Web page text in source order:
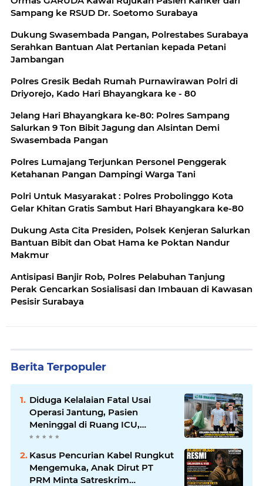
Sampang ke RSUD Dr. Soetomo Surabaya
Dukung Swasembada Pangan, Polrestabes Surabaya
Serahkan Bantuan Alat Pertanian kepada Petani
Jambangan
Polres Gresik Bedah Rumah Purnawirawan Polri di
Driyorejo, Kado Hari Bhayangkara ke - 80
Jelang Hari Bhayangkara ke-80: Polres Sampang
Salurkan 9 Ton Bibit Jagung dan Alsintan Demi
Swasembada Pangan
Polres Lumajang Terjunkan Personel Penggerak
Ketahanan Pangan Dampingi Warga Tani
Polri Untuk Masyarakat : Polres Probolinggo Kota
Gelar Khitan Gratis Sambut Hari Bhayangkara ke-80
Dukung Asta Cita Presiden, Polsek Kenjeran Salurkan
Bantuan Bibit dan Obat Hama ke Poktan Nandur
Makmur
Antisipasi Banjir Rob, Polres Pelabuhan Tanjung
Perak Gencarkan Sosialisasi dan Imbauan di Kawasan
Pesisir Surabaya
Berita Terpopuler
Diduga Kelalaian Fatal Usai
Operasi Jantung, Pasien
Meninggal di Ruang ICU,
Keluarga Tuntut RSUD dr.
Soewandhie Bertanggung
Jawab
Kasus Pencurian Kabel Rungkut
Mengemuka, Anak Dirut PT
PRM Minta Satreskrim